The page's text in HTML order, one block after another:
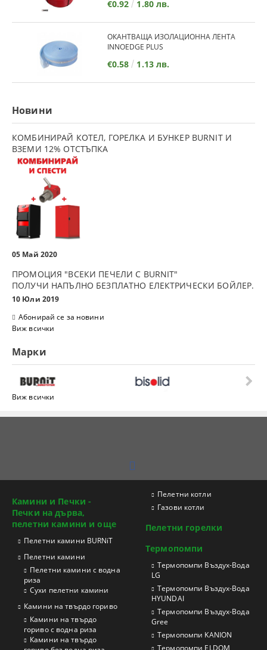
€0.92 1.80 лв.
ОКАНТВАЩА ИЗОЛАЦИОННА ЛЕНТА
INNOEDGE PLUS
€0.58 1.13 лв.
Новини
КОМБИНИРАЙ КОТЕЛ, ГОРЕЛКА И БУНКЕР BURNIT И
ВЗЕМИ 12% ОТСТЪПКА
05 Май 2020
ПРОМОЦИЯ "ВСЕКИ ПЕЧЕЛИ С BURNIT"
ПОЛУЧИ НАПЪЛНО БЕЗПЛАТНО ЕЛЕКТРИЧЕСКИ БОЙЛЕР.
10 Юли 2019
Абонирай се за новини
Виж всички
Марки
Виж всички
Камини и Печки -
Печки на дърва,
пелетни камини и още
Пелетни камини BURNiT
Пелетни камини
Пелетни камини с водна
риза
Сухи пелетни камини
Камини на твърдо гориво
Камини на твърдо
гориво с водна риза
Камини на твърдо
Пелетни котли
Газови котли
Пелетни горелки
Термопомпи
Tермопомпи Въздух-Вода
LG
Термопомпи Въздух-Вода
HYUNDAI
Термопомпи Въздух-Вода
Gree
Термопомпи KANION
Термопомпи ELDOM